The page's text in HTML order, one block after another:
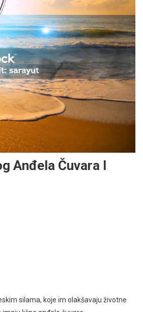
Anđela Čuvara I
silama, koje im olakšavaju životne